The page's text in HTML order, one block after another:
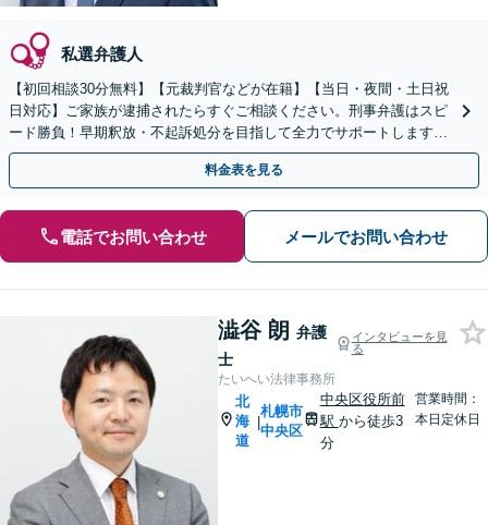
私選弁護人
【初回相談30分無料】【元裁判官などが在籍】【当日・夜間・土日祝
日対応】ご家族が逮捕されたらすぐご相談ください。刑事弁護はスピ
ード勝負！早期釈放・不起訴処分を目指して全力でサポートします。
【スピード対応】
料金表を見る
電話でお問い合わせ メールでお問い合わせ
澁谷 朗 弁護
士
インタビューを見
る
たいへい法律事務所
北
海
道
|
札幌市
中央区
中央区役所前
駅 から徒歩3
分
営業時間：
本日定休日